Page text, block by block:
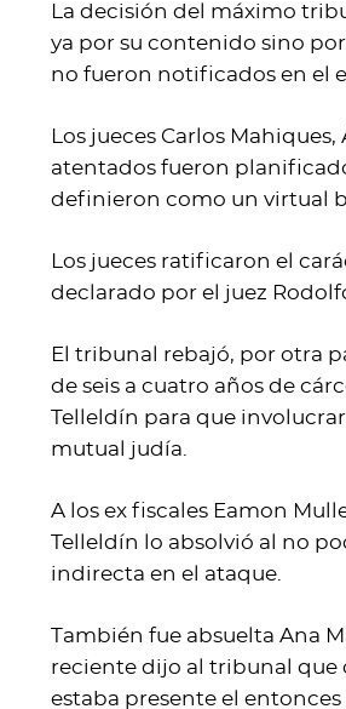
La decisión del máximo
ya por su contenido sino
no fueron notificados en el
Los jueces Carlos
atentados fueron
definieron como un virtual
Los jueces ratificaron el
declarado por el juez
El tribunal rebajó, por otra
de seis a cuatro años de
Telleldín para que
mutual judía.
A los ex fiscales Eamon
Telleldín lo absolvió al no
indirecta en el ataque.
También fue absuelta Ana
reciente dijo al tribunal que
estaba presente el